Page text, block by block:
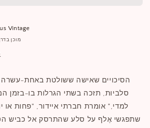
Vintage
מוכן בדרך
סלביות, תזכה בשתי הגרלות בו-בזמן
למדי," אומרת חברתי איידור, "פחות או
שתפגשי אֶלף על סלע שהתרסק אל כביש